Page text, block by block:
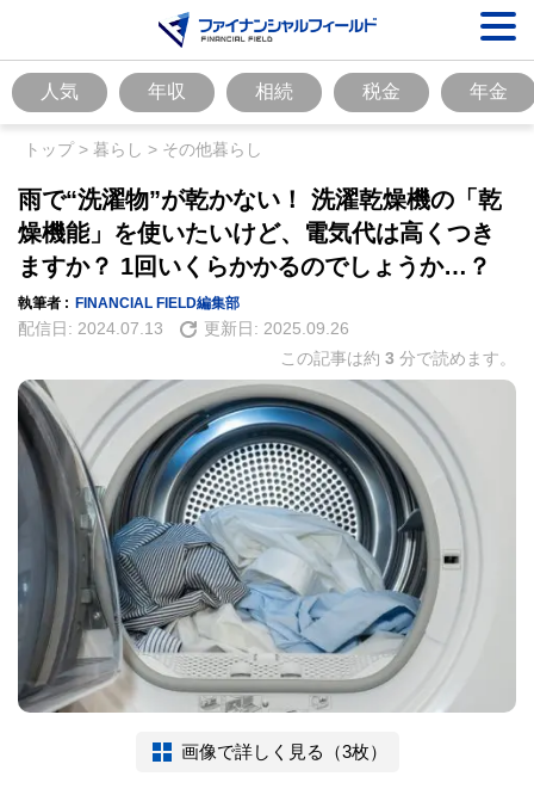
人気 年収 相続 税金 年金
トップ> 暮らし > その他暮らし
雨で“洗濯物”が乾かない！ 洗濯乾燥機の「乾
燥機能」を使いたいけど、電気代は高くつき
ますか？ 1回いくらかかるのでしょうか…？
執筆者 : FINANCIAL FIELD編集部
配信日: 2024.07.13 更新日: 2025.09.26
この記事は約 3 分で読めます。
画像で詳しく見る（3枚）